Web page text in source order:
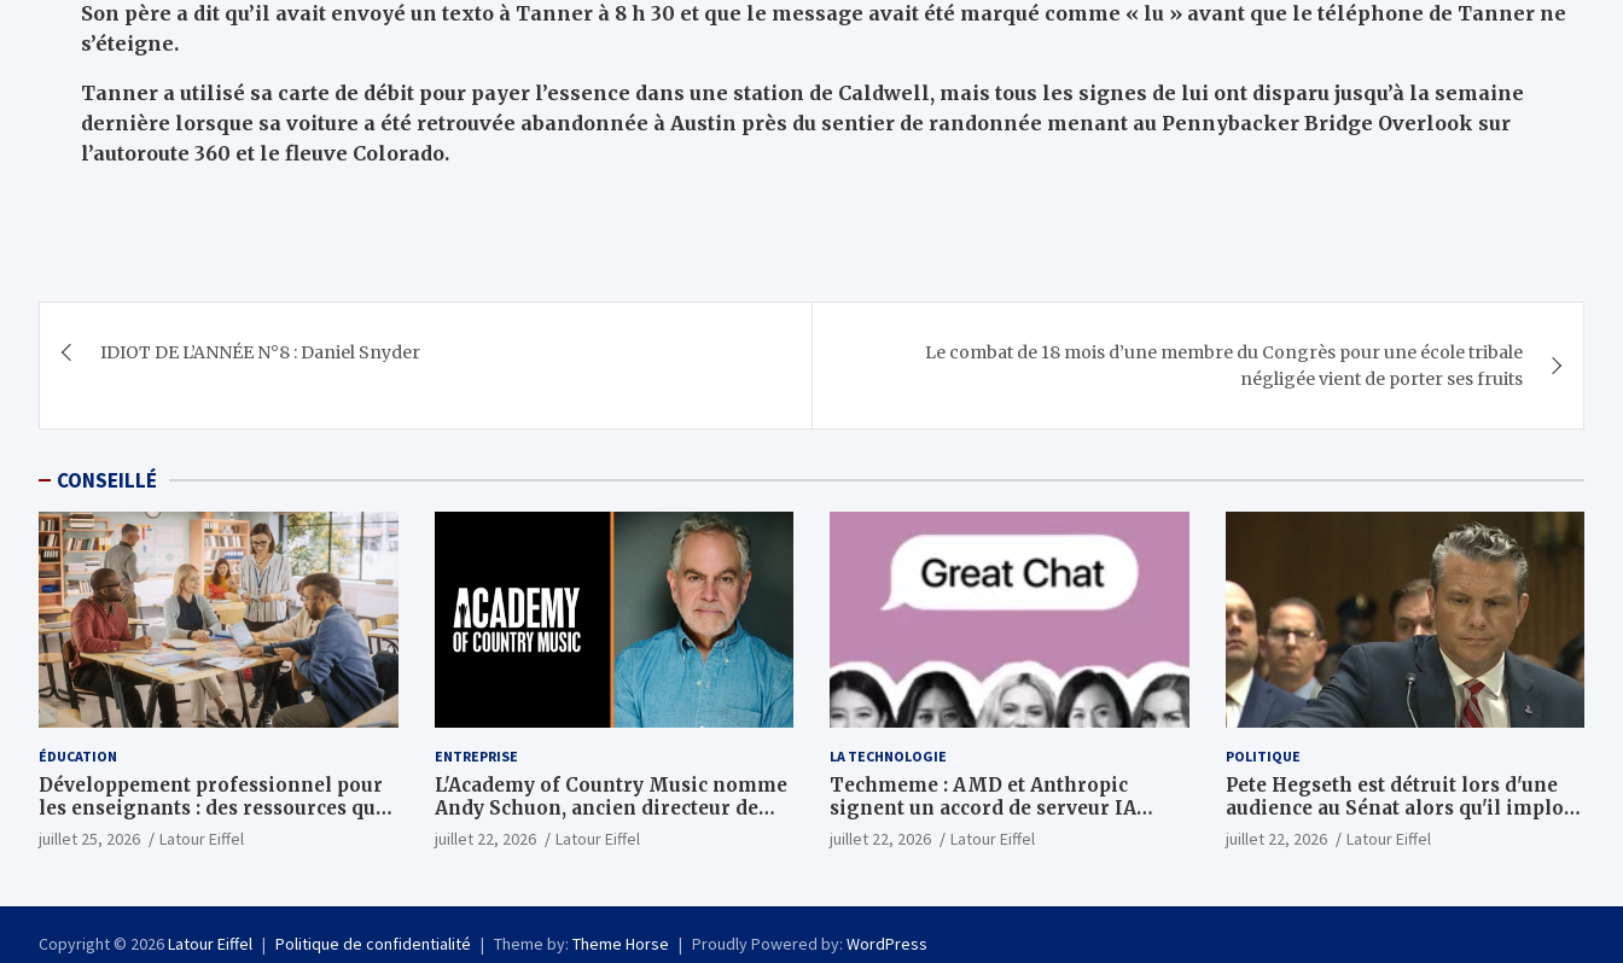
Son père a dit qu’il avait envoyé un texto à Tanner à 8 h 30 et que le message avait été marqué comme « lu » avant que le téléphone de Tanner ne
s’éteigne.
Tanner a utilisé sa carte de débit pour payer l’essence dans une station de Caldwell, mais tous les signes de lui ont disparu jusqu’à la semaine
dernière lorsque sa voiture a été retrouvée abandonnée à Austin près du sentier de randonnée menant au Pennybacker Bridge Overlook sur
l’autoroute 360 ​​et le fleuve Colorado.
de
l’article
IDIOT DE L’ANNÉE N°8 : Daniel Snyder
Le combat de 18 mois d’une membre du Congrès pour une école tribale
négligée vient de porter ses fruits
CONSEILLÉ
ÉDUCATION
Développement professionnel pour
les enseignants : des ressources qui
vous engageront vraiment
juillet 25, 2026 Latour Eiffel
ENTREPRISE
L'Academy of Country Music nomme
Andy Schuon, ancien directeur de
MTV et REVOLT TV, au poste de PDG
juillet 22, 2026 Latour Eiffel
LA TECHNOLOGIE
Techmeme : AMD et Anthropic
signent un accord de serveur IA
d'une valeur de plusieurs dizaines de
milliards ; Anthropic achètera
Anthropic (Wall Street Journal)
juillet 22, 2026 Latour Eiffel
POLITIQUE
Pete Hegseth est détruit lors d'une
audience au Sénat alors qu'il implore
plus d'argent de guerre
juillet 22, 2026 Latour Eiffel
Copyright © 2026Latour Eiffel Politique de confidentialité Theme by: Theme Horse Proudly Powered by: WordPress